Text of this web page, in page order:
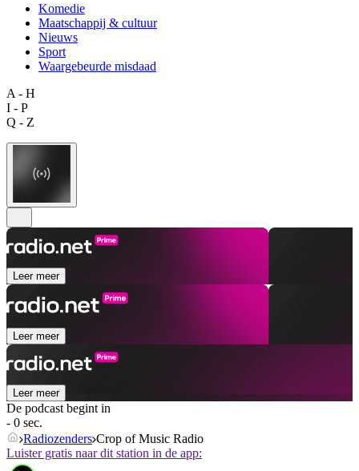
Komedie
Maatschappij & cultuur
Nieuws
Sport
Waargebeurde misdaad
A - H
I - P
Q - Z
Leer meer
Leer meer
Leer meer
De podcast begint in
- 0 sec.
Radiozenders Crop of Music Radio
Luister gratis naar dit station in de app: